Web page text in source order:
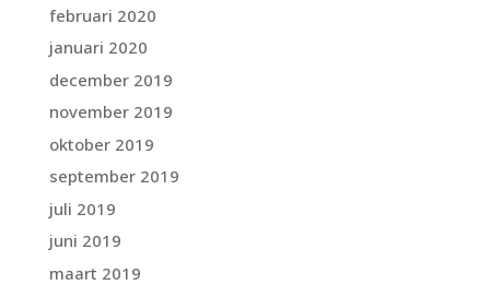
februari 2020
januari 2020
december 2019
november 2019
oktober 2019
september 2019
juli 2019
juni 2019
maart 2019